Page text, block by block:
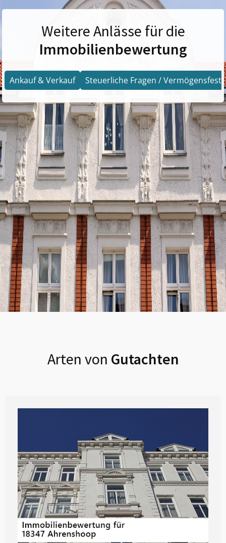
Weitere Anlässe für die
Immobilienbewertung
Ankauf & Verkauf Steuerliche Fragen /
Arten von Gutachten